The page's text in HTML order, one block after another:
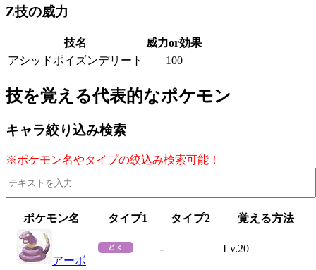
Z技の威力
技名
威力or効果
アシッドポイズンデリート
100
技を覚える代表的なポケモン
キャラ絞り込み検索
※ポケモン名やタイプの絞込み検索可能！
ポケモン名 タイプ1 タイプ2 覚える方法
アーボ
- Lv.20